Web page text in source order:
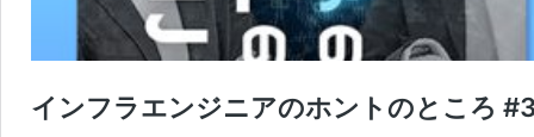
インフラエンジニアのホントのところ